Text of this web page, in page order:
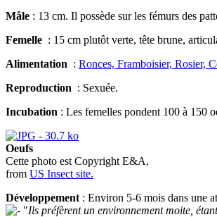
Mâle : 13 cm. Il possède sur les fémurs des
Femelle : 15 cm plutôt verte, tête brune,
Alimentation : Ronces, Framboisier, Rosier,
Reproduction : Sexuée.
Incubation : Les femelles pondent 100 à 150
Oeufs
Cette photo est Copyright E&A,
from US Insect site.
Développement : Environ 5-6 mois dans une
"Ils préfèrent un environnement moite,